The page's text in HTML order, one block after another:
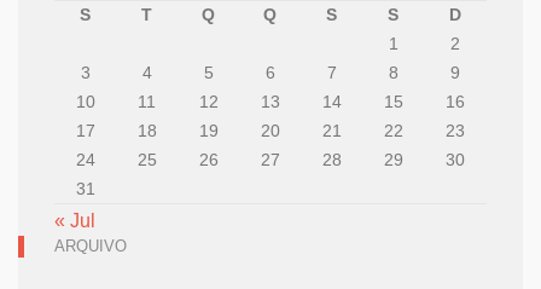
S
T Q Q S S
D
1
2
3
4 5 6 7 8
9
10
11 12 13 14 15
16
17
18 19 20 21 22
23
24
25 26 27 28 29
30
31
« Jul
ARQUIVO